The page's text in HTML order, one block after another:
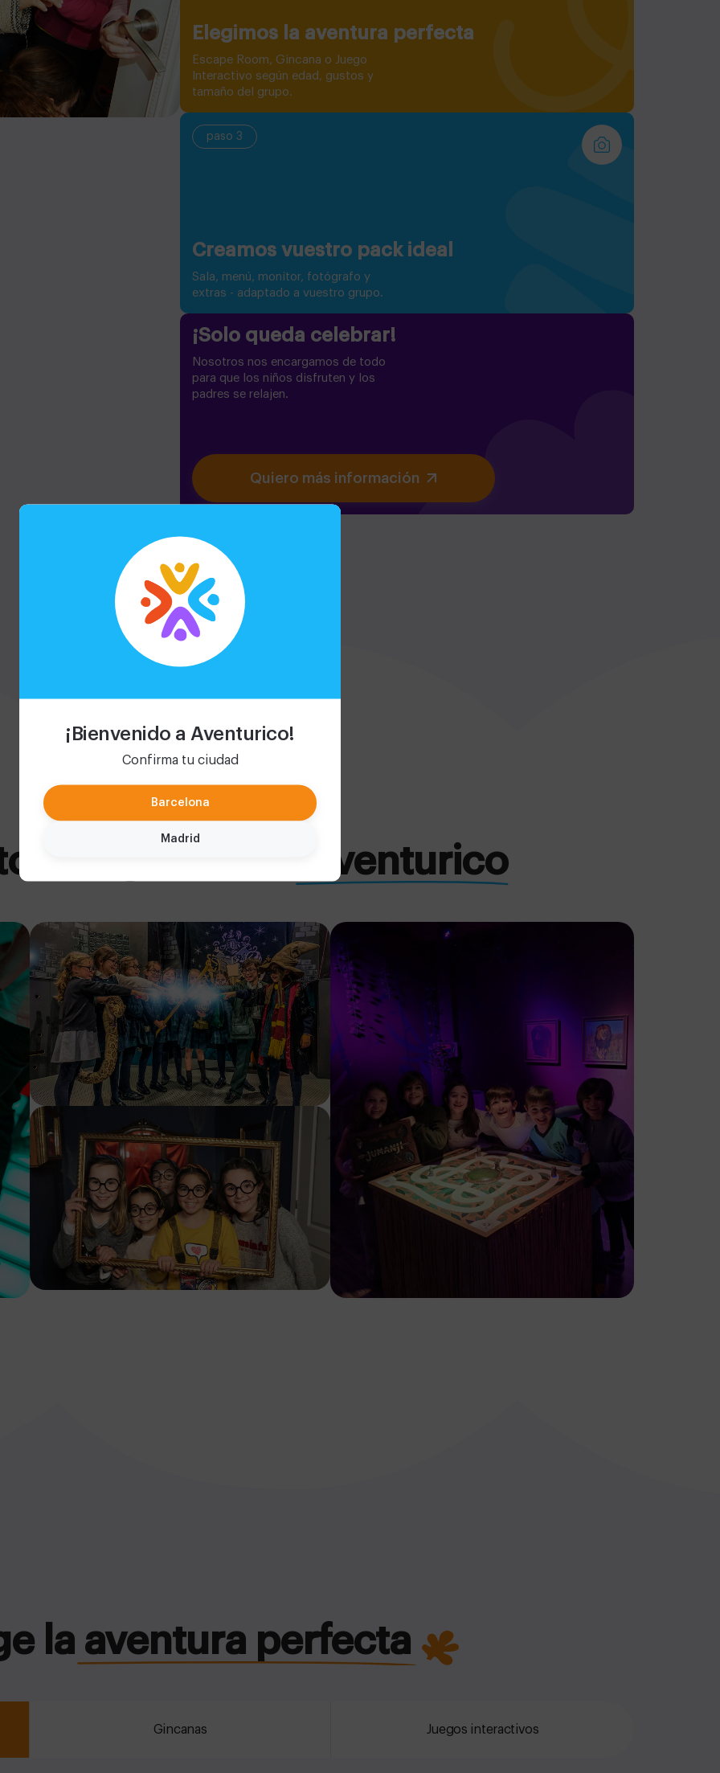
¡Bienvenido a Aventurico!
Confirma tu ciudad
Barcelona
Madrid
Elegimos la aventura perfecta
Escape Room, Gincana o Juego
Interactivo según edad, gustos y
tamaño del grupo.
paso 3
Creamos vuestro pack ideal
Sala, menú, monitor, fotógrafo y
extras - adaptado a vuestro grupo.
¡Solo queda celebrar!
Nosotros nos encargamos de todo
para que los niños disfruten y los
padres se relajen.
Quiero más información
mágicos con Aventurico
la aventura perfecta
Gincanas Juegos interactivos